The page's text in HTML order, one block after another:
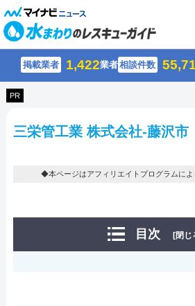
掲載業者 1,422業者相談件数
PR
三栄管工業 株式会社-藤沢市
◆本ページはアフィリエイトプログラムによ
目次 [閉じ